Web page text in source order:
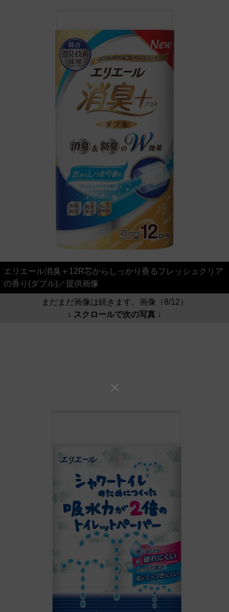
エリエール消臭＋12R芯からしっかり香るフレッシュクリア
の香り(ダブル)／提供画像
まだまだ画像は続きます。画像（8/12）
↓ スクロールで次の写真 ↓